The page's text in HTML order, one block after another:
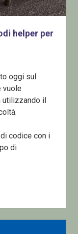
helper per
oggi sul
vuole
utilizzando il
codice con i
di